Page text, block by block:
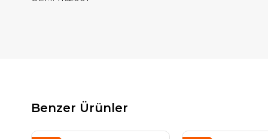
Benzer Ürünler